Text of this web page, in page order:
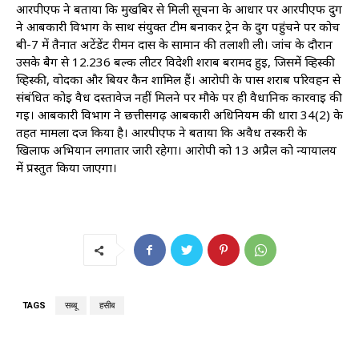
आरपीएफ ने बताया कि मुखबिर से मिली सूचना के आधार पर आरपीएफ दुर्ग
ने आबकारी विभाग के साथ संयुक्त टीम बनाकर ट्रेन के दुर्ग पहुंचने पर कोच
बी-7 में तैनात अटेंडेंट रीमन दास के सामान की तलाशी ली। जांच के दौरान
उसके बैग से 12.236 बल्क लीटर विदेशी शराब बरामद हुई, जिसमें व्हिस्की
व्हिस्की, वोदका और बियर कैन शामिल हैं। आरोपी के पास शराब परिवहन से
संबंधित कोई वैध दस्तावेज नहीं मिलने पर मौके पर ही वैधानिक कार्रवाई की
गई। आबकारी विभाग ने छत्तीसगढ़ आबकारी अधिनियम की धारा 34(2) के
तहत मामला दर्ज किया है। आरपीएफ ने बताया कि अवैध तस्करी के
खिलाफ अभियान लगातार जारी रहेगा। आरोपी को 13 अप्रैल को न्यायालय
में प्रस्तुत किया जाएगा।
TAGS सब्बू हसीब